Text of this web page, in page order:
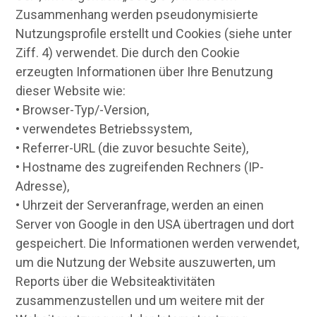
Zusammenhang werden pseudonymisierte
Nutzungsprofile erstellt und Cookies (siehe unter
Ziff. 4) verwendet. Die durch den Cookie
erzeugten Informationen über Ihre Benutzung
dieser Website wie:
• Browser-Typ/-Version,
• verwendetes Betriebssystem,
• Referrer-URL (die zuvor besuchte Seite),
• Hostname des zugreifenden Rechners (IP-
Adresse),
• Uhrzeit der Serveranfrage, werden an einen
Server von Google in den USA übertragen und dort
gespeichert. Die Informationen werden verwendet,
um die Nutzung der Website auszuwerten, um
Reports über die Websiteaktivitäten
zusammenzustellen und um weitere mit der